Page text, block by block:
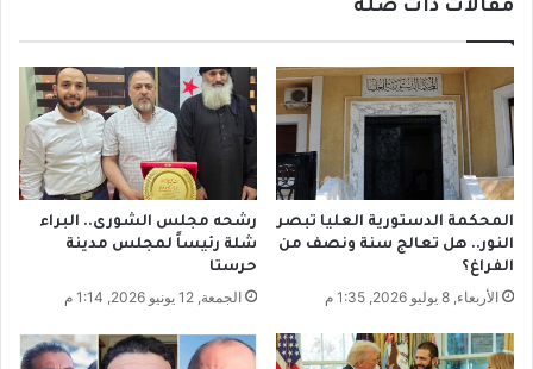
ش
ة
م
د
ر
س
ة
ف
ي
ل
ل
ا
ط
.
3
ع
ب
ا
ا
ت
ث
ي
ر
مقالات ذات صلة
المحكمة الدستورية العليا تبصر
النور.. هل تعالج سنة ونصف من
الفراغ؟
الأربعاء, 8 يوليو 2026, 1:35 م
رشحه مجلس الشورى.. البراء
شلة رئيساً لمجلس مدينة
حرستا
الجمعة, 12 يونيو 2026, 1:14 م